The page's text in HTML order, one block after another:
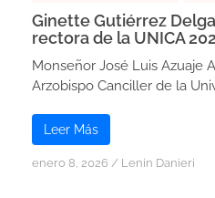
Ginette Gutiérrez
rectora de la UNICA
Monseñor José Luis Azuaje
Arzobispo Canciller de la
Leer Más
enero 8, 2026 / Lenin Danieri